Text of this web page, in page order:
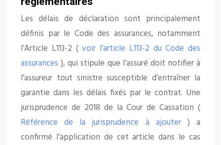
Les délais de déclaration sont principalement
définis par le Code des assurances, notamment
l’Article L113-2 (voir l’article L113-2 du Code des
assurances), qui stipule que l’assuré doit notifier à
l’assureur tout sinistre susceptible d’entraîner la
garantie dans les délais fixés par le contrat. Une
jurisprudence de 2018 de la Cour de Cassation (
Référence de la jurisprudence à ajouter ) a
confirmé l’application de cet article dans le cas